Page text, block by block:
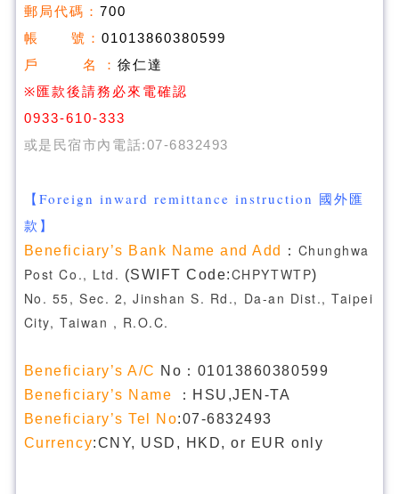
郵局代碼： 700
帳 號： 01013860380599
戶 名 ：徐仁達
※ 匯款後請務必來電確認
0933-610-333
或是民宿市內電話:07-6832493
【Foreign inward remittance instruction 國外匯
款】
Beneficiary’s Bank Name and Add ： Chunghwa
Post Co., Ltd. (SWIFT Code:CHPYTWTP)
No. 55, Sec. 2, Jinshan S. Rd., Da-an Dist., Taipei
City, Taiwan , R.O.C.
Beneficiary’s A/C No：01013860380599
Beneficiary’s Name
：HSU,JEN-TA
Beneficiary’s Tel No:07-6832493
Currency:CNY, USD, HKD, or EUR only